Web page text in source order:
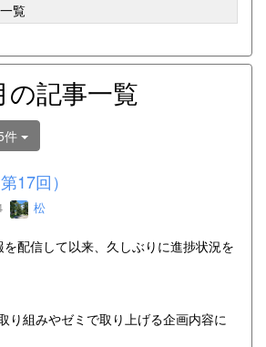
覧
の記事一覧
件
17回）
松
配信して以来、久しぶりに進捗状況を
り組みやゼミで取り上げる企画内容に